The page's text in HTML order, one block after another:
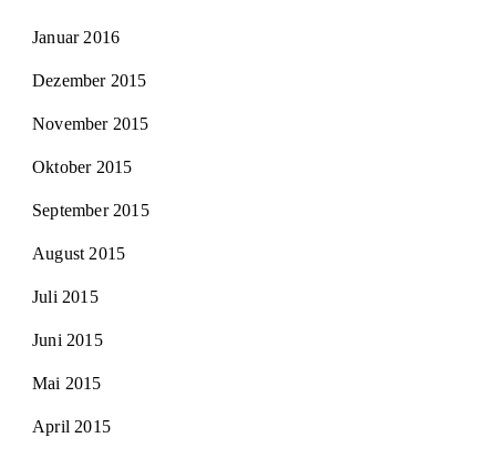
Januar 2016
Dezember 2015
November 2015
Oktober 2015
September 2015
August 2015
Juli 2015
Juni 2015
Mai 2015
April 2015